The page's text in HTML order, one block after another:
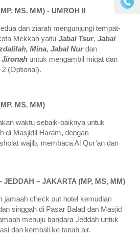
MS, MM) - UMROH II
dan ziarah mengunjungi tempat-
Mekkah yaitu Jabal Tsur, Jabal
Mina, Jabal Nurdan
Jironah untuk mengambil miqat dan
(Optional).
MS, MM)
waktu sebaik-baiknya untuk
di Masjidil Haram, dengan
wajib, membaca Al Qur’an dan
JEDDAH – JAKARTA (MP, MS, MM)
jamaah check out hotel kemudian
singgah di Pasar Balad dan Masjid
menuju bandara Jeddah untuk
dan kembali ke tanah air.